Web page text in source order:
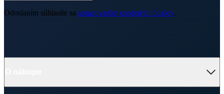
Odoslaním súhlasíte sa spracovaním osobných údajov.